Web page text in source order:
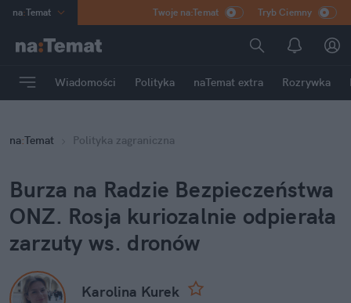
na:Temat
Poland
mama
Rozrywka
Twoje na:Temat Tryb Ciemny
Wiadomości Polityka naTemat extra Rozrywka
na:Temat Polityka zagraniczna
Burza na Radzie Bezpieczeństwa
ONZ. Rosja kuriozalnie odpierała
zarzuty ws. dronów
Karolina Kurek